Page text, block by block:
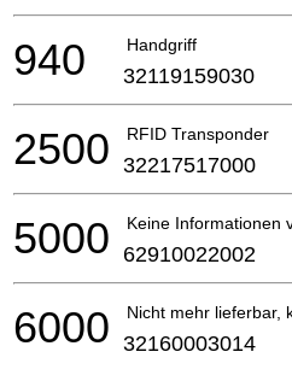
Handgriff
940 32119159030
RFID Transponder
2500 32217517000
Keine Informationen
5000 62910022002
Nicht mehr lieferbar,
6000 32160003014